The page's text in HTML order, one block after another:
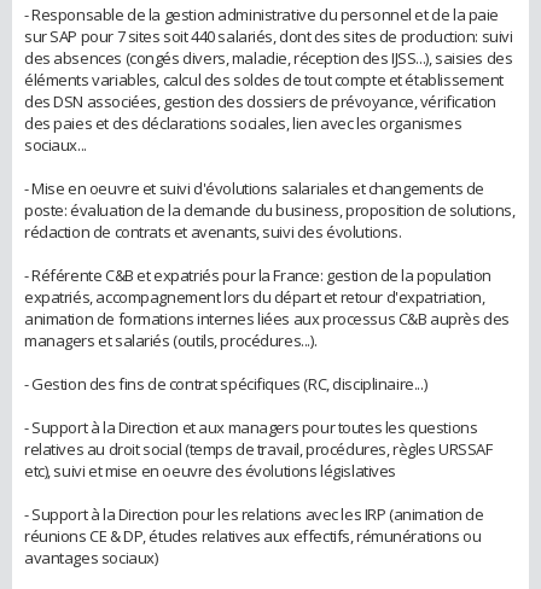
- Responsable de la gestion administrative du personnel et de la paie
sur SAP pour 7 sites soit 440 salariés, dont des sites de production: suivi
des absences (congés divers, maladie, réception des IJSS...), saisies des
éléments variables, calcul des soldes de tout compte et établissement
des DSN associées, gestion des dossiers de prévoyance, vérification
des paies et des déclarations sociales, lien avec les organismes
sociaux...
- Mise en oeuvre et suivi d'évolutions salariales et changements de
poste: évaluation de la demande du business, proposition de solutions,
rédaction de contrats et avenants, suivi des évolutions.
- Référente C&B et expatriés pour la France: gestion de la population
expatriés, accompagnement lors du départ et retour d'expatriation,
animation de formations internes liées aux processus C&B auprès des
managers et salariés (outils, procédures...).
- Gestion des fins de contrat spécifiques (RC, disciplinaire...)
- Support à la Direction et aux managers pour toutes les questions
relatives au droit social (temps de travail, procédures, règles URSSAF
etc), suivi et mise en oeuvre des évolutions législatives
- Support à la Direction pour les relations avec les IRP (animation de
réunions CE & DP, études relatives aux effectifs, rémunérations ou
avantages sociaux)